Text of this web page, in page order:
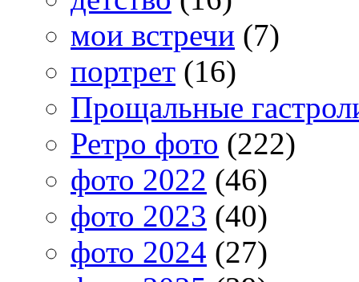
мои встречи (7)
портрет (16)
Прощальные
Ретро фото (222)
фото 2022 (46)
фото 2023 (40)
фото 2024 (27)